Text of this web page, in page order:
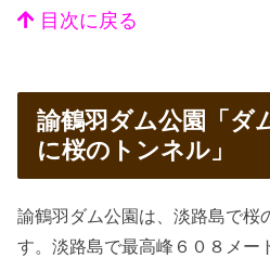
目次に戻る
諭鶴羽ダム公園「ダ
に桜のトンネル」
諭鶴羽ダム公園は、淡路島で桜
す。淡路島で最高峰６０８メー